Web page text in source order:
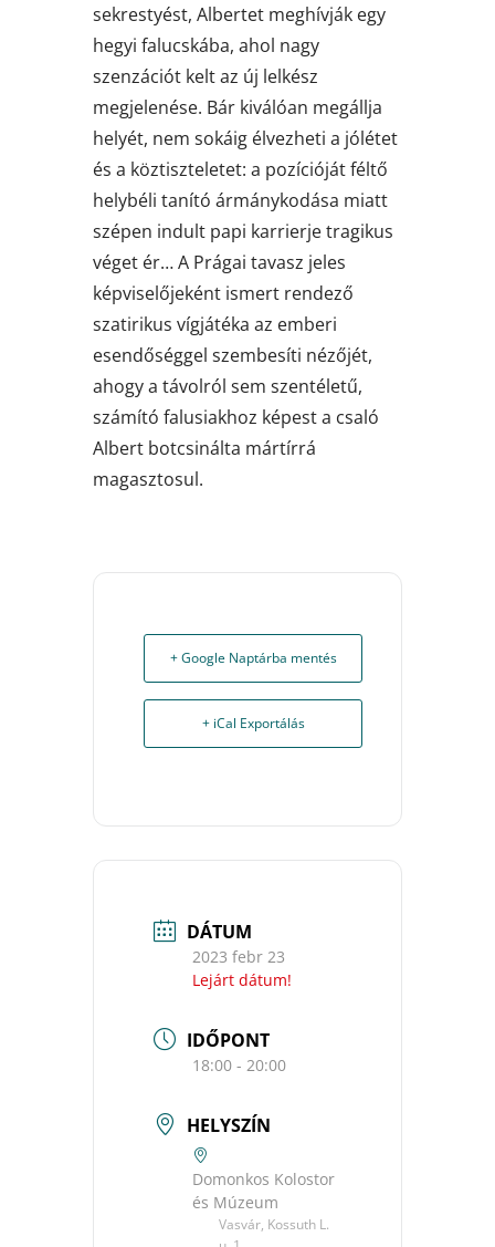
sekrestyést, Albertet meghívják egy
hegyi falucskába, ahol nagy
szenzációt kelt az új lelkész
megjelenése. Bár kiválóan megállja
helyét, nem sokáig élvezheti a jólétet
és a köztiszteletet: a pozícióját féltő
helybéli tanító ármánykodása miatt
szépen indult papi karrierje tragikus
véget ér… A Prágai tavasz jeles
képviselőjeként ismert rendező
szatirikus vígjátéka az emberi
esendőséggel szembesíti nézőjét,
ahogy a távolról sem szentéletű,
számító falusiakhoz képest a csaló
Albert botcsinálta mártírrá
magasztosul.
+ Google Naptárba mentés
+ iCal Exportálás
DÁTUM
2023 febr 23
Lejárt dátum!
IDŐPONT
18:00 - 20:00
HELYSZÍN
Domonkos Kolostor
és Múzeum
Vasvár, Kossuth L.